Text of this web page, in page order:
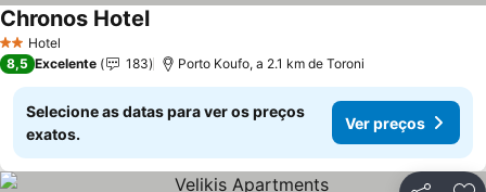
2 Estrelas
Hotel
Chronos Hotel
8,5 Excelente 183 Porto Koufo, a 2.1 km de Toroni
Selecione as datas para ver os preços
exatos.
Ver preços